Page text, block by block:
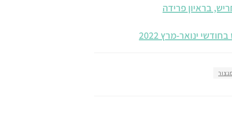
בראיון פרידה
ינואר-מרץ 2022